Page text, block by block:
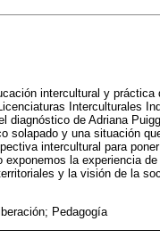
intercultural y
Interculturales
diagnóstico de Adriana
solapado y una situación
intercultural para
la experiencia
y la visión de la
Pedagogía